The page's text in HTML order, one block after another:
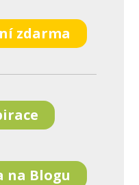
zdarma
na Blogu